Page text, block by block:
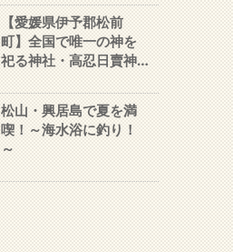
ェ３店
【愛媛県伊予郡松前
町】全国で唯一の神を
祀る神社・高忍日賣神
ット～
松山・興居島で夏を満
喫！～海水浴に釣り！
～